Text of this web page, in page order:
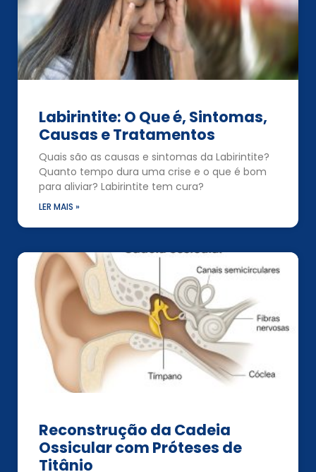
Labirintite: O Que é, Sintomas,
Causas e Tratamentos
Quais são as causas e sintomas da Labirintite?
Quanto tempo dura uma crise e o que é bom
para aliviar? Labirintite tem cura?
LER MAIS »
Reconstrução da Cadeia
Ossicular com Próteses de
Titânio